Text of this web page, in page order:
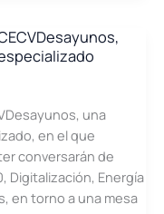
una
en el que
conversarán de
Digitalización, Energía
en torno a una mesa